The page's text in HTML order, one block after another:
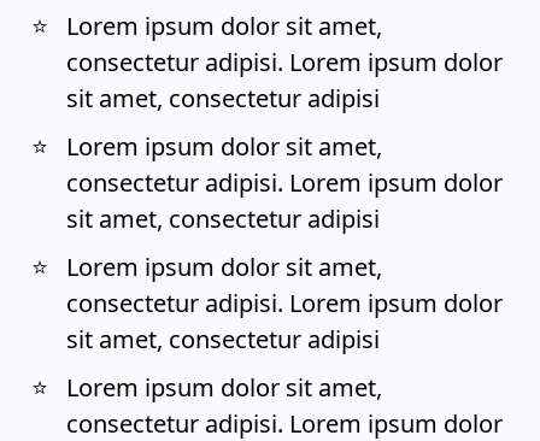
Lorem ipsum dolor sit amet,
consectetur adipisi. Lorem ipsum dolor
sit amet, consectetur adipisi
Lorem ipsum dolor sit amet,
consectetur adipisi. Lorem ipsum dolor
sit amet, consectetur adipisi
Lorem ipsum dolor sit amet,
consectetur adipisi. Lorem ipsum dolor
sit amet, consectetur adipisi
Lorem ipsum dolor sit amet,
consectetur adipisi. Lorem ipsum dolor